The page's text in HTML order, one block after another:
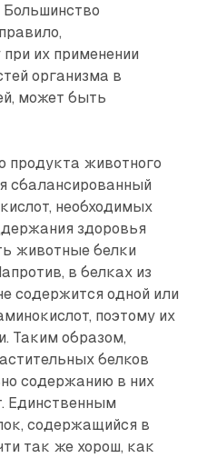
Большинство
их применении
организма в
может быть
продукта животного
сбалансированный
необходимых
здоровья
животные белки
в белках из
содержится одной или
поэтому их
Таким образом,
белков
содержанию в них
Единственным
содержащийся в
так же хорош, как